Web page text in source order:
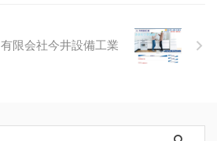
有限会社今井設備工業